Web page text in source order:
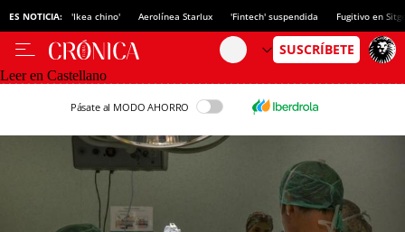
ES NOTICIA: 'Ikea chino' Aerolínea Starlux 'Fintech' suspendida Fugitivo en
Leer en Castellano
Pásate al MODO AHORRO